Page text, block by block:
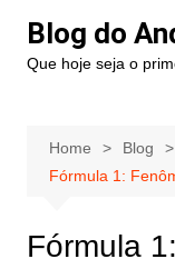
Blog do
Que hoje seja o
Home
Blog
Fórmula 1:
Fórmula